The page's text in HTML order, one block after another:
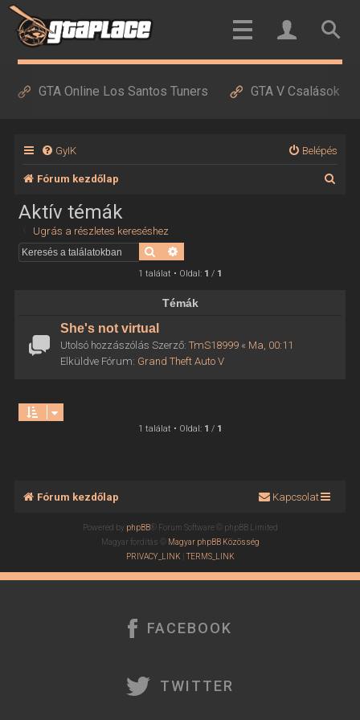
GTA Online Los Santos Tuners GTA V Csalások
GyIK Belépés
Fórum kezdőlap
Aktív témák
Ugrás a részletes kereséshez
Keresés
1 találat • Oldal: 1 / 1
Témák
She's not virtual
Utolsó hozzászólás Szerző: TmS18999« Ma, 00:11
Elküldve Fórum: Grand Theft Auto V
1 találat • Oldal: 1 / 1
Fórum kezdőlap Kapcsolat
Powered by phpBB® Forum Software © phpBB Limited
Magyar fordítás ©
Magyar phpBB Közösség
PRIVACY_LINK| TERMS_LINK
FACEBOOK
TWITTER